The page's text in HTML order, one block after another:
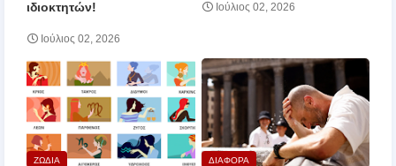
ιδιοκτητών!
Ιούλιος 02, 2026
Ιούλιος 02, 2026
ΖΩΔΙΑ ΔΙΑΦΟΡΑ